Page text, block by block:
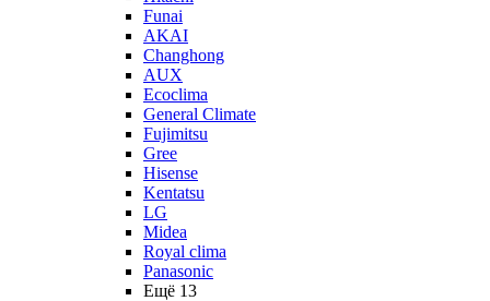
Funai
AKAI
Changhong
AUX
Ecoclima
General Climate
Fujimitsu
Gree
Hisense
Kentatsu
LG
Midea
Royal clima
Panasonic
Ещё 13